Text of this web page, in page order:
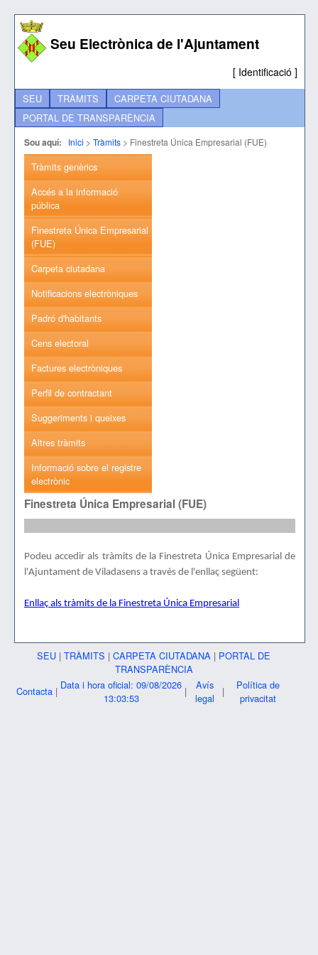
Seu Electrònica de l'Ajuntament
[ Identificació ]
SEU TRÀMITS
CARPETA CIUTADANA
PORTAL DE TRANSPARÈNCIA
Sou aquí: Inici > Tràmits > Finestreta Única Empresarial (FUE)
Tràmits genèrics
Accés a la informació
pública
Finestreta Única Empresarial
(FUE)
Carpeta ciutadana
Notificacions electròniques
Padró d'habitants
Cens electoral
Factures electròniques
Perfil de contractant
Suggeriments i queixes
Altres tràmits
Informació sobre el registre
electrònic
Finestreta Única Empresarial (FUE)
Podeu accedir als tràmits de la Finestreta Única Empresarial de
l'Ajuntament de Viladasens a través de l'enllaç següent:
Enllaç als tràmits de la Finestreta Única Empresarial
SEU | TRÀMITS | CARPETA CIUTADANA | PORTAL DE
TRANSPARÈNCIA
Contacta | Data i hora oficial: 09/08/2026
13:03:53
|
Avís
legal
|
Política de
privacitat